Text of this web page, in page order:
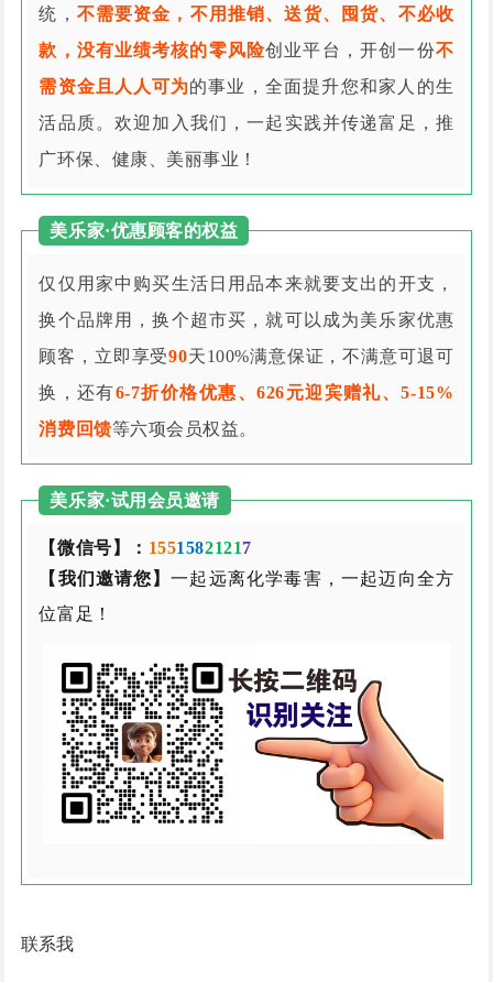
统， 不需要资金，不用推销、送货、囤货、不必收
款，没有业绩考核的零风险创业平台，开创一份不
需资金且人人可为的事业，全面提升您和家人的生
活品质。欢迎加入我们，一起实践并传递富足，推
广环保、健康、美丽事业！
美乐家·优惠顾客的权益
仅仅用家中购买生活日用品本来就要支出的开支，
换个品牌用，换个超市买，就可以成为美乐家优惠
顾客，立即享受90天100%满意保证，不满意可退可
换，还有6-7折价格优惠、626元迎宾赠礼、5-15%
消费回馈等六项会员权益。
美乐家·试用会员邀请
【微信号】： 15515821217
【我们邀请您】一起远离化学毒害，一起迈向全方
位富足！
联系我